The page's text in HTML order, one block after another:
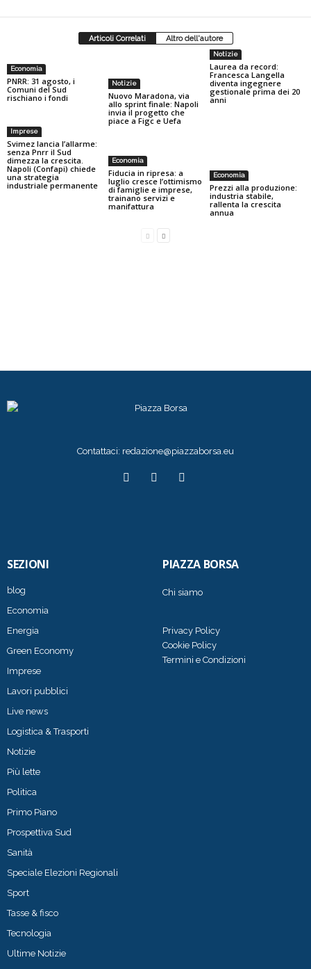
Articoli Correlati Altro dell'autore
Economia
PNRR: 31 agosto, i
Comuni del Sud
rischiano i fondi
Notizie
Nuovo Maradona, via
allo sprint finale: Napoli
invia il progetto che
piace a Figc e Uefa
Notizie
Laurea da record:
Francesca Langella
diventa ingegnere
gestionale prima dei 20
anni
Imprese
Svimez lancia l’allarme:
senza Pnrr il Sud
dimezza la crescita.
Napoli (Confapi) chiede
una strategia
industriale permanente
Economia
Fiducia in ripresa: a
luglio cresce l’ottimismo
di famiglie e imprese,
trainano servizi e
manifattura
Economia
Prezzi alla produzione:
industria stabile,
rallenta la crescita
annua
Contattaci: redazione@piazzaborsa.eu
SEZIONI
blog
Economia
Energia
Green Economy
Imprese
Lavori pubblici
Live news
Logistica & Trasporti
Notizie
Più lette
Politica
Primo Piano
Prospettiva Sud
Sanità
Speciale Elezioni Regionali
Sport
Tasse & fisco
Tecnologia
Ultime Notizie
PIAZZA BORSA
Chi siamo
Privacy Policy
Cookie Policy
Termini e Condizioni